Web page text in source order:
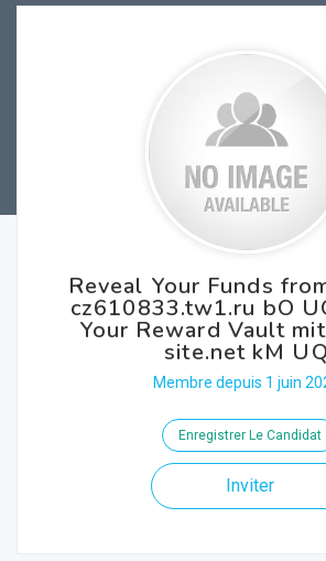
Reveal Your Funds
cz610833.tw1.ru bO
Your Reward Vault
site.net kM UQ
Membre depuis 1 juin
Enregistrer Le Candidat
Inviter